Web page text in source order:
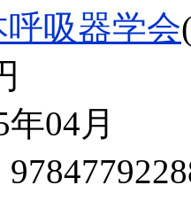
呼吸器学会
04月